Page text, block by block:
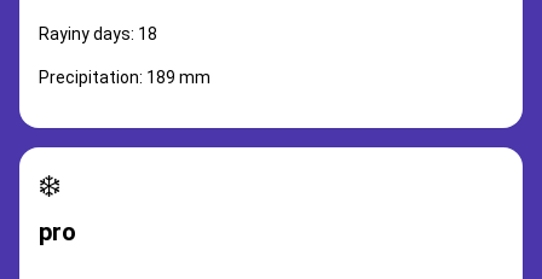
Rayiny days: 18
Precipitation: 189 mm
❄️
pro